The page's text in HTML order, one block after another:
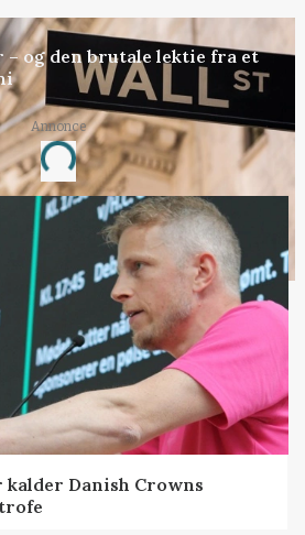
og den brutale lektie fra et
Annonce
Loading...
Danish Crowns